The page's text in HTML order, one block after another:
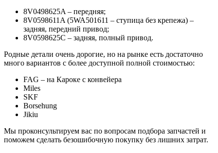
8V0498625A – передняя;
8V0598611A (5WA501611 – ступица без крепежа) –
задняя, передний привод;
8V0598625C – задняя, полный привод.
Родные детали очень дорогие, но на рынке есть достаточно
много вариантов с более доступной полной стоимостью:
FAG – на Кароке с конвейера
Miles
SKF
Borsehung
Jikiu
Мы проконсультируем вас по вопросам подбора запчастей и
поможем сделать безошибочную покупку без лишних затрат.